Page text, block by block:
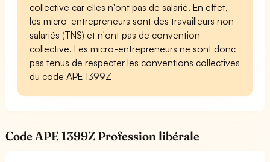
collective car elles n'ont pas de salarié. En effet,
les micro-entrepreneurs sont des travailleurs non
salariés (TNS) et n'ont pas de convention
collective. Les micro-entrepreneurs ne sont donc
pas tenus de respecter les conventions collectives
du code APE 1399Z
Code APE 1399Z Profession libérale